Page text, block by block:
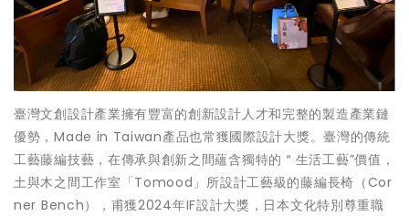
臺灣文創設計產業擁有豐富的創新設計人才和完整的製造產業鏈
優勢，Made in Taiwan產品也常獲國際設計大獎。臺灣的傳統
工藝藤編技藝，在傳承與創新之間蘊含獨特的＂生活工藝”價值，
土與木之間工作室「Tomood」所設計工藝級的藤編長椅（Cor
ner Bench），甫獲2024年IF設計大獎，日本文化特別尊重職